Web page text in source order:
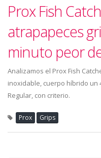
Prox Fish
atrapapeces
minuto peor
Analizamos el Prox Fish
inoxidable, cuerpo híbrido un
Regular, con criterio.
Prox Grips